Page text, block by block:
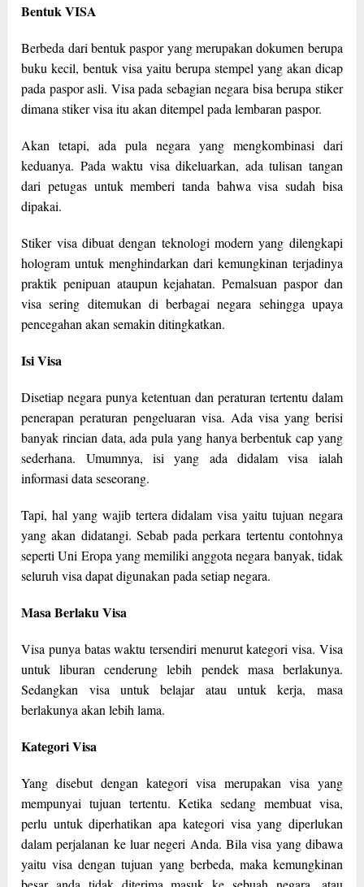
Bentuk VISA
Berbeda dari bentuk paspor yang merupakan dokumen berupa
buku kecil, bentuk visa yaitu berupa stempel yang akan dicap
pada paspor asli. Visa pada sebagian negara bisa berupa stiker
dimana stiker visa itu akan ditempel pada lembaran paspor.
Akan tetapi, ada pula negara yang mengkombinasi dari
keduanya. Pada waktu visa dikeluarkan, ada tulisan tangan
dari petugas untuk memberi tanda bahwa visa sudah bisa
dipakai.
Stiker visa dibuat dengan teknologi modern yang dilengkapi
hologram untuk menghindarkan dari kemungkinan terjadinya
praktik penipuan ataupun kejahatan. Pemalsuan paspor dan
visa sering ditemukan di berbagai negara sehingga upaya
pencegahan akan semakin ditingkatkan.
Isi Visa
Disetiap negara punya ketentuan dan peraturan tertentu dalam
penerapan peraturan pengeluaran visa. Ada visa yang berisi
banyak rincian data, ada pula yang hanya berbentuk cap yang
sederhana. Umumnya, isi yang ada didalam visa ialah
informasi data seseorang.
Tapi, hal yang wajib tertera didalam visa yaitu tujuan negara
yang akan didatangi. Sebab pada perkara tertentu contohnya
seperti Uni Eropa yang memiliki anggota negara banyak, tidak
seluruh visa dapat digunakan pada setiap negara.
Masa Berlaku Visa
Visa punya batas waktu tersendiri menurut kategori visa. Visa
untuk liburan cenderung lebih pendek masa berlakunya.
Sedangkan visa untuk belajar atau untuk kerja, masa
berlakunya akan lebih lama.
Kategori Visa
Yang disebut dengan kategori visa merupakan visa yang
mempunyai tujuan tertentu. Ketika sedang membuat visa,
perlu untuk diperhatikan apa kategori visa yang diperlukan
dalam perjalanan ke luar negeri Anda. Bila visa yang dibawa
yaitu visa dengan tujuan yang berbeda, maka kemungkinan